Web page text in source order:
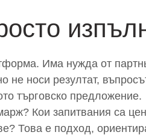
Има нужда от
не носи резултат,
търговско предложение.
Кои запитвания са
Това е подход,